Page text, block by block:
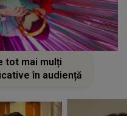
tot mai mulți
în audiență